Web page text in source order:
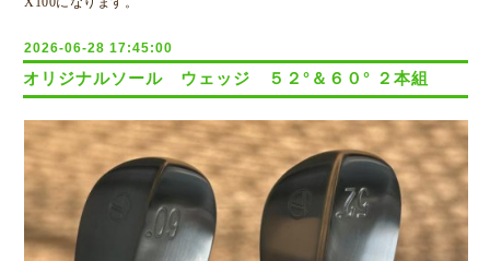
2026-06-28 17:45:00
オリジナルソール ウェッジ ５２°＆６０° ２本組